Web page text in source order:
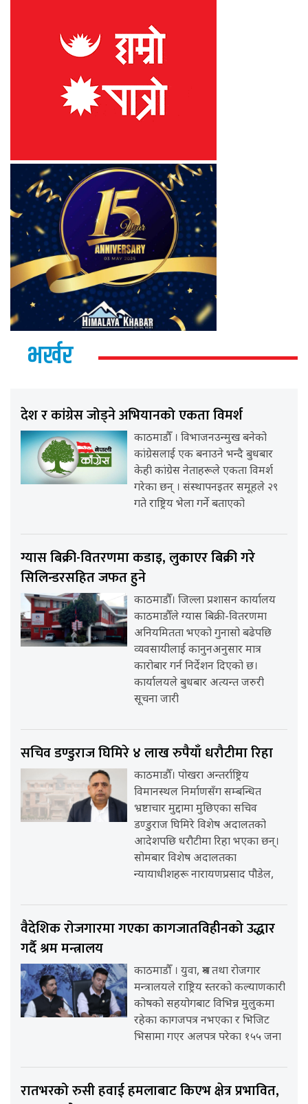
भर्खर
देश र कांग्रेस जोड्ने अभियानको एकता विमर्श
काठमाडौँ । विभाजनउन्मुख बनेको
कांग्रेसलाई एक बनाउने भन्दै बुधबार
केही कांग्रेस नेताहरूले एकता विमर्श
गरेका छन् । संस्थापनइतर समूहले २९
गते राष्ट्रिय भेला गर्ने बताएको
ग्यास बिक्री-वितरणमा कडाइ, लुकाएर बिक्री गरे
सिलिन्डरसहित जफत हुने
काठमाडौँ। जिल्ला प्रशासन कार्यालय
काठमाडौँले ग्यास बिक्री-वितरणमा
अनियमितता भएको गुनासो बढेपछि
व्यवसायीलाई कानुनअनुसार मात्र
कारोबार गर्न निर्देशन दिएको छ।
कार्यालयले बुधबार अत्यन्त जरुरी
सूचना जारी
सचिव डण्डुराज घिमिरे ४ लाख रुपैयाँ धरौटीमा रिहा
काठमाडौँ। पोखरा अन्तर्राष्ट्रिय
विमानस्थल निर्माणसँग सम्बन्धित
भ्रष्टाचार मुद्दामा मुछिएका सचिव
डण्डुराज घिमिरे विशेष अदालतको
आदेशपछि धरौटीमा रिहा भएका छन्।
सोमबार विशेष अदालतका
न्यायाधीशहरू नारायणप्रसाद पौडेल,
वैदेशिक रोजगारमा गएका कागजातविहीनको उद्धार
गर्दै श्रम मन्त्रालय
काठमाडौँ । युवा, श्रम तथा रोजगार
मन्त्रालयले राष्ट्रिय स्तरको कल्याणकारी
कोषको सहयोगबाट विभिन्न मुलुकमा
रहेका कागजपत्र नभएका र भिजिट
भिसामा गएर अलपत्र परेका १५५ जना
रातभरको रुसी हवाई हमलाबाट किएभ क्षेत्र प्रभावित,